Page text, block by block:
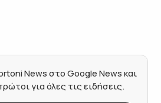
News στο Google News και
για όλες τις ειδήσεις.